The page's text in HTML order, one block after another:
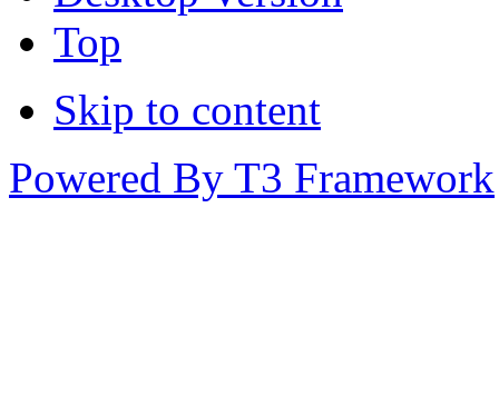
Top
Skip to content
Powered By T3 Framework